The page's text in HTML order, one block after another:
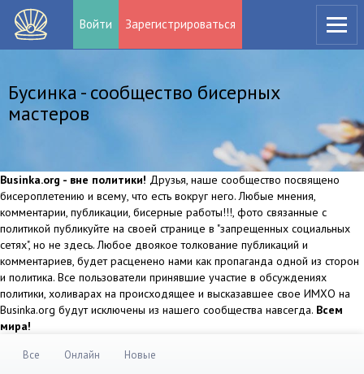
Войти Зарегистрироваться
Бусинка - сообщество бисерных
мастеров
Businka.org - вне политики! Друзья, наше сообщество посвящено
бисероплетению и всему, что есть вокруг него. Любые мнения,
комментарии, публикации, бисерные работы!!!, фото связанные с
политикой публикуйте на своей странице в "запрещенных социальных
сетях", но не здесь. Любое двоякое толкование публикаций и
комментариев, будет расценено нами как пропаганда одной из сторон
и политика. Все пользователи принявшие участие в обсуждениях
политики, холиварах на происходящее и высказавшее свое ИМХО на
Businka.org будут исключены из нашего сообщества навсегда. Всем
мира!
Все Онлайн Новые